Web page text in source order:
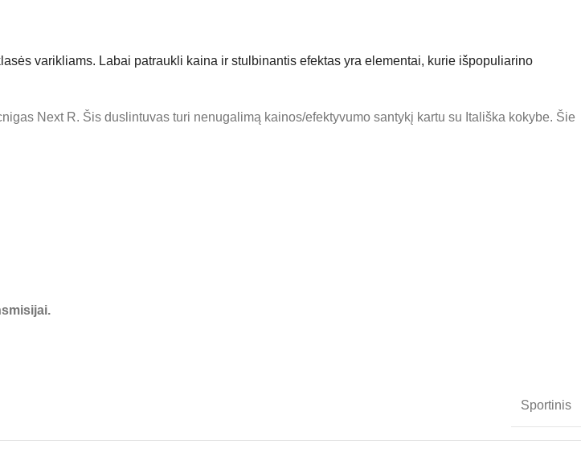
varikliams. Labai patraukli kaina ir stulbinantis efektas yra elementai, kurie išpopuliarino
Next R. Šis duslintuvas turi nenugalimą kainos/efektyvumo santykį kartu su Itališka kokybe. Šie
Sportinis